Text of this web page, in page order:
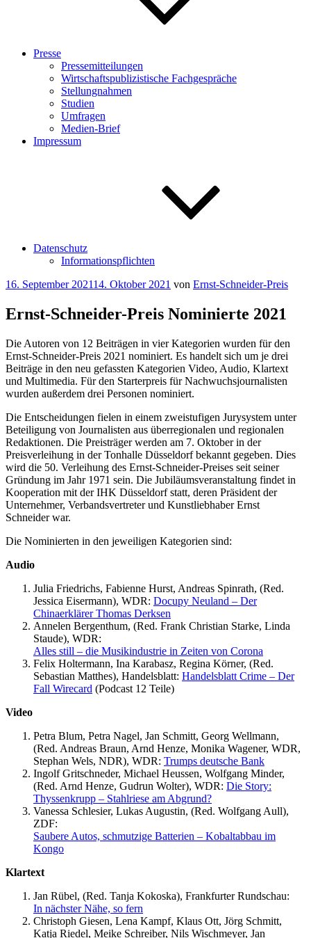
Presse
Pressemitteilungen
Wirtschaftspublizistische Fachgespräche
Stellungnahmen
Studien
Umfragen
Medien-Brief
Impressum
Datenschutz
Informationspflichten
Veröffentlicht
16. September 202114. Oktober 2021 von Ernst-Schneider-Preis
Ernst-Schneider-Preis Nominierte 2021
Die Autoren von 12 Beiträgen in vier Kategorien wurden für den
Ernst-Schneider-Preis 2021 nominiert. Es handelt sich um je drei
Beiträge in den neu gefassten Kategorien Video, Audio, Klartext
und Multimedia. Für den Starterpreis für Nachwuchsjournalisten
wurden außerdem drei Personen nominiert.
Die Entscheidungen fielen in einem zweistufigen Jurysystem unter
Beteiligung von Journalisten aus überregionalen und regionalen
Redaktionen. Die Preisträger werden am 7. Oktober in der
Preisverleihung in der Tonhalle Düsseldorf bekannt gegeben. Dies
wird die 50. Verleihung des Ernst-Schneider-Preises seit seiner
Gründung im Jahr 1971 sein. Die Jubiläumsveranstaltung findet in
Kooperation mit der IHK Düsseldorf statt, deren Präsident der
Unternehmer, Verbandsvertreter und Kunstliebhaber Ernst
Schneider war.
Die Nominierten in den jeweiligen Kategorien sind:
Audio
Julia Friedrichs, Fabienne Hurst, Andreas Spinrath, (Red.
Jessica Eisermann), WDR: Docupy Neuland – Der
Chinaerklärer Thomas Derksen
Annelen Bergenthum, (Red. Frank Christian Starke, Linda
Staude), WDR:
Alles still – die Musikindustrie in Zeiten von Corona
Felix Holtermann, Ina Karabasz, Regina Körner, (Red.
Sebastian Matthes), Handelsblatt: Handelsblatt Crime – Der
Fall Wirecard (Podcast 12 Teile)
Video
Petra Blum, Petra Nagel, Jan Schmitt, Georg Wellmann,
(Red. Andreas Braun, Arnd Henze, Monika Wagener, WDR,
Stephan Wels, NDR), WDR: Trumps deutsche Bank
Ingolf Gritschneder, Michael Heussen, Wolfgang Minder,
(Red. Arnd Henze, Gudrun Wolter), WDR: Die Story:
Thyssenkrupp – Stahlriese am Abgrund?
Vanessa Schlesier, Lukas Augustin, (Red. Wolfgang Aull),
ZDF:
Saubere Autos, schmutzige Batterien – Kobaltabbau im
Kongo
Klartext
Jan Rübel, (Red. Tanja Kokoska), Frankfurter Rundschau:
In nächster Nähe, so fern
Christoph Giesen, Lena Kampf, Klaus Ott, Jörg Schmitt,
Katja Riedel, Meike Schreiber, Nils Wischmeyer, Jan